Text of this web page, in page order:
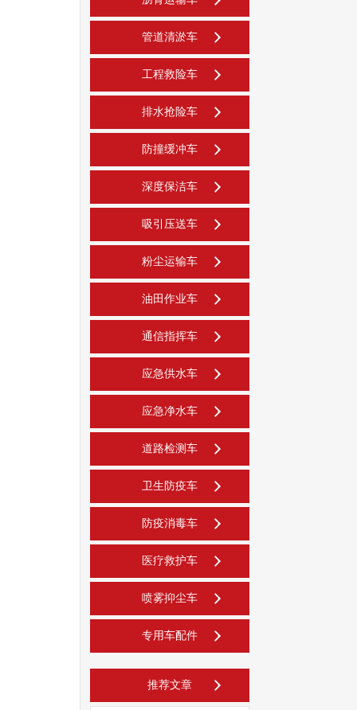
管道清淤车
工程救险车
排水抢险车
防撞缓冲车
深度保洁车
吸引压送车
粉尘运输车
油田作业车
通信指挥车
应急供水车
应急净水车
道路检测车
卫生防疫车
防疫消毒车
医疗救护车
喷雾抑尘车
专用车配件
推荐文章